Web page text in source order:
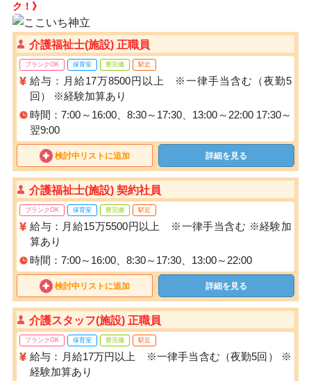
ク！》
介護福祉士(施設) 正職員
ブランクOK 保育室 寮完備 駅近
給与：月給17万8500円以上 ※一律手当含む（夜勤5
回） ※経験加算あり
時間：7:00～16:00、8:30～17:30、13:00～22:00 17:30～
翌9:00
検討中リストに追加 詳細を見る
介護福祉士(施設) 契約社員
ブランクOK 保育室 寮完備 駅近
給与：月給15万5500円以上 ※一律手当含む ※経験加
算あり
時間：7:00～16:00、8:30～17:30、13:00～22:00
検討中リストに追加 詳細を見る
介護スタッフ(施設) 正職員
ブランクOK 保育室 寮完備 駅近
給与：月給17万円以上 ※一律手当含む（夜勤5回） ※
経験加算あり